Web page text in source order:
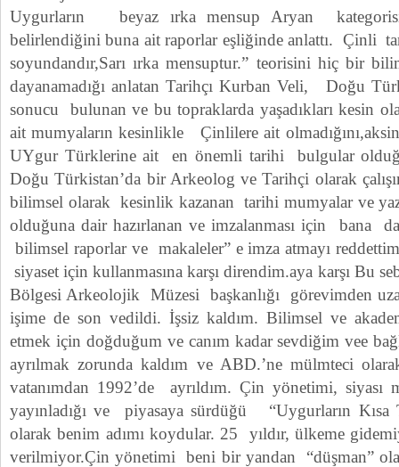
Uygurların beyaz ırka mensup Aryan
belirlendiğini buna ait raporlar eşliğinde anlattı. Çinli
soyundandır,Sarı ırka mensuptur.” teorisini hiç bir
dayanamadığı anlatan Tarihçı Kurban Veli, Doğu
sonucu bulunan ve bu topraklarda yaşadıkları kesin
ait mumyaların kesinlikle Çinlilere ait
UYgur Türklerine ait en önemli tarihi bulgular
Doğu Türkistan’da bir Arkeolog ve Tarihçi olarak
bilimsel olarak kesinlik kazanan tarihi mumyalar ve
olduğuna dair hazırlanan ve imzalanması için bana
bilimsel raporlar ve makaleler” e imza atmayı
siyaset için kullanmasına karşı direndim.aya karşı Bu
Bölgesi Arkeolojik Müzesi başkanlığı görevimden
işime de son vedildi. İşsiz kaldım. Bilimsel ve
etmek için doğduğum ve canım kadar sevdiğim vee
ayrılmak zorunda kaldım ve ABD.’ne mülmteci
vatanımdan 1992’de ayrıldım. Çin yönetimi,
yayınladığı ve piyasaya sürdüğü “Uygurların Kısa
olarak benim adımı koydular. 25 yıldır, ülkeme
verilmiyor.Çin yönetimi beni bir yandan “düşman”